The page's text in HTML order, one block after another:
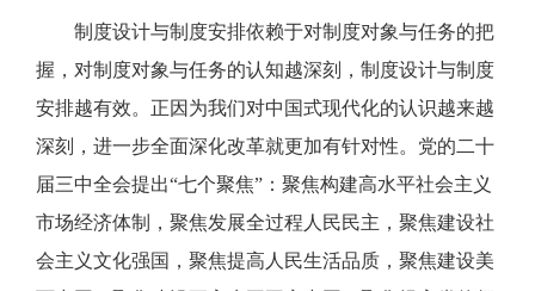
制度设计与制度安排依赖于对制度对象与任务的把
握，对制度对象与任务的认知越深刻，制度设计与制度
安排越有效。正因为我们对中国式现代化的认识越来越
深刻，进一步全面深化改革就更加有针对性。党的二十
届三中全会提出“七个聚焦”：聚焦构建高水平社会主义
市场经济体制，聚焦发展全过程人民民主，聚焦建设社
会主义文化强国，聚焦提高人民生活品质，聚焦建设美